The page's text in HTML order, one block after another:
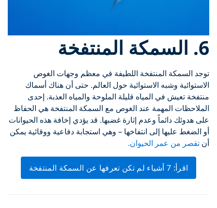
6. السمكة المنتفخة
توجد السمكة المنتفخة اللطيفة في معظم وجهات الغوص
الاستوائية وشبه الاستوائية حول العالم. حتى أن هناك أسماك
منتفخة تعيش في المياه قليلة الملوحة والمياه العذبة. إحدى
الملاحظات المهمة عند الغوص مع السمكة المنتفخة هي الحفاظ
على هدوئك دائماً وعدم إثارة غضبها. قد يؤدي إخافة هذه الحيوانات
أو الضغط عليها إلى انتفاخها – وهي استجابة دفاعية ووقائية يمكن
أن تقصر من عمر الحيوان.
اقرأ: 7 أشياء لم تكن تعرفها عن السمكة المنتفخة